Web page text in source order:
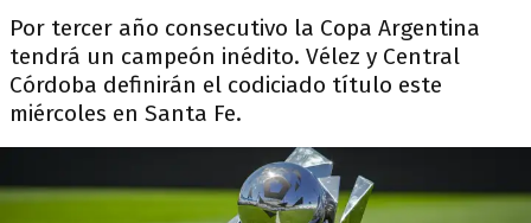
Por tercer año consecutivo la Copa Argentina
tendrá un campeón inédito. Vélez y Central
Córdoba definirán el codiciado título este
miércoles en Santa Fe.